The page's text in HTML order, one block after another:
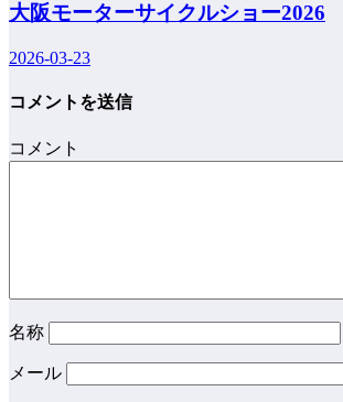
大阪モーターサイクルショー2026
2026-03-23
コメントを送信
コメント
名称
メール